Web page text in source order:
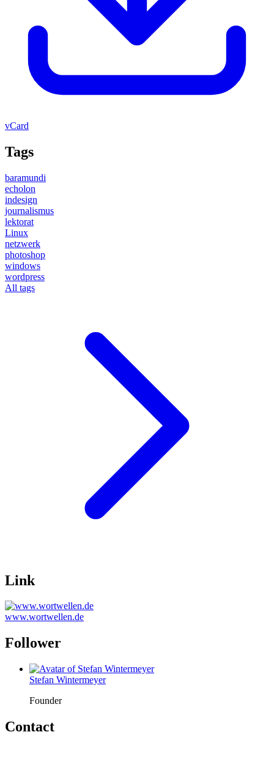
vCard
Tags
baramundi
echolon
indesign
journalismus
lektorat
Linux
netzwerk
photoshop
windows
wordpress
All tags
Link
www.wortwellen.de
Follower
Stefan Wintermeyer
Founder
Contact